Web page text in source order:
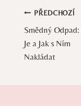
Navigace
pro
příspěvek
PŘEDCHOZÍ
Smědný Odpad:
Je a Jak s Ním
Nakládat